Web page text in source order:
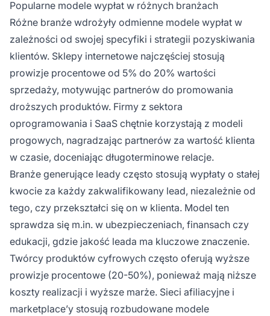
Popularne modele wypłat w różnych branżach
Różne branże wdrożyły odmienne modele wypłat w
zależności od swojej specyfiki i strategii pozyskiwania
klientów. Sklepy internetowe najczęściej stosują
prowizje procentowe od 5% do 20% wartości
sprzedaży, motywując partnerów do promowania
droższych produktów. Firmy z sektora
oprogramowania i SaaS chętnie korzystają z modeli
progowych, nagradzając partnerów za wartość klienta
w czasie, doceniając długoterminowe relacje.
Branże generujące leady często stosują wypłaty o stałej
kwocie za każdy zakwalifikowany lead, niezależnie od
tego, czy przekształci się on w klienta. Model ten
sprawdza się m.in. w ubezpieczeniach, finansach czy
edukacji, gdzie jakość leada ma kluczowe znaczenie.
Twórcy produktów cyfrowych często oferują wyższe
prowizje procentowe (20-50%), ponieważ mają niższe
koszty realizacji i wyższe marże. Sieci afiliacyjne i
marketplace’y stosują rozbudowane modele